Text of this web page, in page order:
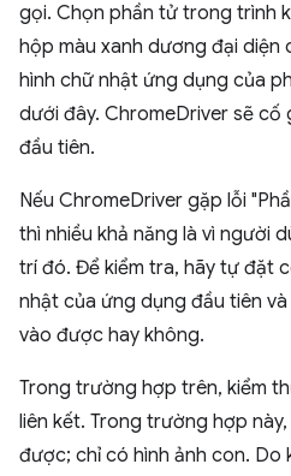
gọi. Chọn phần tử trong trình
hộp màu xanh dương đại diện
hình chữ nhật ứng dụng của
dưới đây. ChromeDriver sẽ
đầu tiên.
Nếu ChromeDriver gặp lỗi
thì nhiều khả năng là vì người
trí đó. Để kiểm tra, hãy tự đặt
nhật của ứng dụng đầu tiên
vào được hay không.
Trong trường hợp trên, kiểm
liên kết. Trong trường hợp
được; chỉ có hình ảnh con. Do